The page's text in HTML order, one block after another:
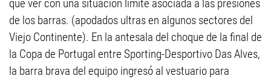
que ver con una situación límite asociada a las presiones
de los barras. (apodados ultras en algunos sectores del
Viejo Continente). En la antesala del choque de la final de
la Copa de Portugal entre Sporting-Desportivo Das Alves,
la barra brava del equipo ingresó al vestuario para